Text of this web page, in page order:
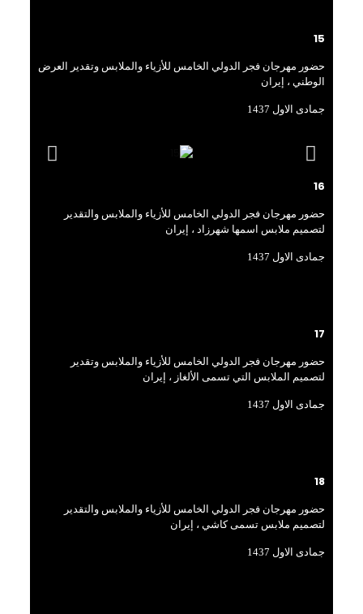
15
حضور مهرجان فجر الدولي الخامس للأزياء والملابس وتقدير العرض
الوطني ، إيران
جمادی الاول 1437
16
حضور مهرجان فجر الدولي الخامس للأزياء والملابس والتقدير
لتصميم ملابس اسمها شهرزاد ، إيران
جمادی الاول 1437
17
حضور مهرجان فجر الدولي الخامس للأزياء والملابس وتقدير
لتصميم الملابس التي تسمى الألغاز ، إيران
جمادی الاول 1437
18
حضور مهرجان فجر الدولي الخامس للأزياء والملابس والتقدير
لتصميم ملابس تسمى كاشي ، إيران
جمادی الاول 1437